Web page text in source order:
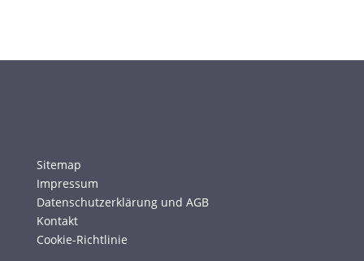
Sitemap
Impressum
Datenschutzerklärung und AGB
Kontakt
Cookie-Richtlinie